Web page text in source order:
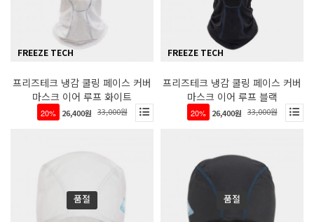
FREEZE TECH
프리즈테크 냉감 쿨링 페이스 커버
마스크 이어 루프 화이트
20% 26,400원 33,000원
FREEZE TECH
프리즈테크 냉감 쿨링 페이스 커버
마스크 이어 루프 블랙
20% 26,400원 33,000원
품절 품절